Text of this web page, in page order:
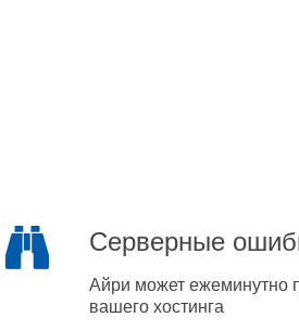
Серверные
Айри может ежеминутно
вашего хостинга